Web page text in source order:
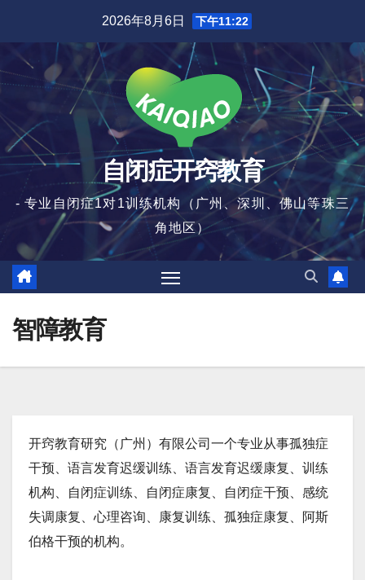
容
2026年8月6日 下午11:22
自闭症开窍教育
- 专业自闭症1对1训练机构（广州、深圳、佛山等珠三
角地区）
智障教育
开窍教育研究（广州）有限公司一个专业从事孤独症
干预、语言发育迟缓训练、语言发育迟缓康复、训练
机构、自闭症训练、自闭症康复、自闭症干预、感统
失调康复、心理咨询、康复训练、孤独症康复、阿斯
伯格干预的机构。